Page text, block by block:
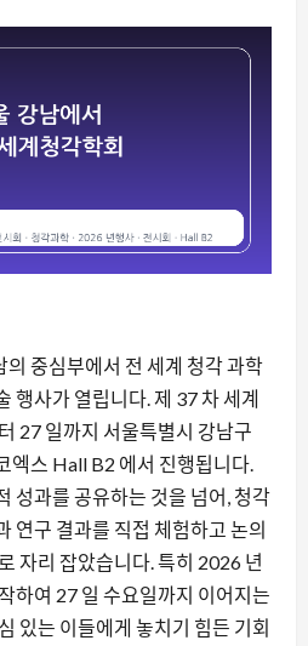
의 중심부에서 전 세계 청각 과학
행사가 열립니다. 제 37 차 세계
27 일까지 서울특별시 강남구
엑스 Hall B2 에서 진행됩니다.
성과를 공유하는 것을 넘어, 청각
연구 결과를 직접 체험하고 논의
자리 잡았습니다. 특히 2026 년
하여 27 일 수요일까지 이어지는
있는 이들에게 놓치기 힘든 기회